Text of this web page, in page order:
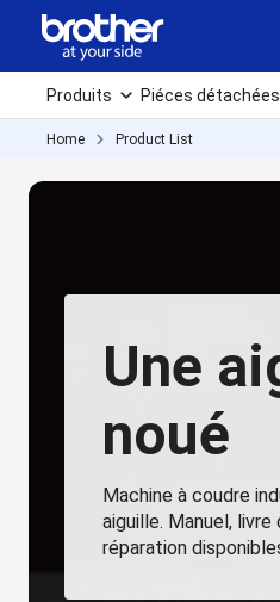
Produits Piéces détachées
Home Product List
Une
noué
Machine à coudre
aiguille. Manuel,
réparation